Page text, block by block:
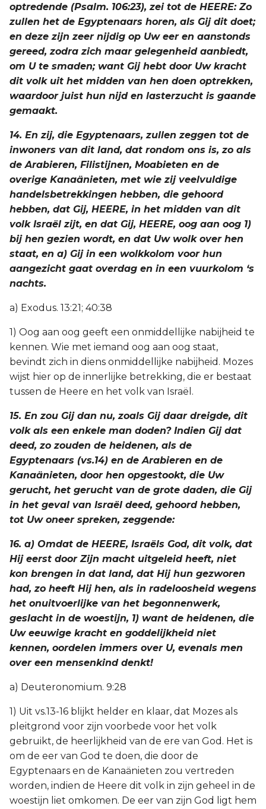
optredende (Psalm. 106:23), zei tot de HEERE: Zo
zullen het de Egyptenaars horen, als Gij dit doet;
en deze zijn zeer nijdig op Uw eer en aanstonds
gereed, zodra zich maar gelegenheid aanbiedt,
om U te smaden; want Gij hebt door Uw kracht
dit volk uit het midden van hen doen optrekken,
waardoor juist hun nijd en lasterzucht is gaande
gemaakt.
14. En zij, die Egyptenaars, zullen zeggen tot de
inwoners van dit land, dat rondom ons is, zo als
de Arabieren, Filistijnen, Moabieten en de
overige Kanaänieten, met wie zij veelvuldige
handelsbetrekkingen hebben, die gehoord
hebben, dat Gij, HEERE, in het midden van dit
volk Israël zijt, en dat Gij, HEERE, oog aan oog 1)
bij hen gezien wordt, en dat Uw wolk over hen
staat, en a) Gij in een wolkkolom voor hun
aangezicht gaat overdag en in een vuurkolom ‘s
nachts.
a) Exodus. 13:21; 40:38
1) Oog aan oog geeft een onmiddellijke nabijheid te
kennen. Wie met iemand oog aan oog staat,
bevindt zich in diens onmiddellijke nabijheid. Mozes
wijst hier op de innerlijke betrekking, die er bestaat
tussen de Heere en het volk van Israël.
15. En zou Gij dan nu, zoals Gij daar dreigde, dit
volk als een enkele man doden? Indien Gij dat
deed, zo zouden de heidenen, als de
Egyptenaars (vs.14) en de Arabieren en de
Kanaänieten, door hen opgestookt, die Uw
gerucht, het gerucht van de grote daden, die Gij
in het geval van Israël deed, gehoord hebben,
tot Uw oneer spreken, zeggende:
16. a) Omdat de HEERE, Israëls God, dit volk, dat
Hij eerst door Zijn macht uitgeleid heeft, niet
kon brengen in dat land, dat Hij hun gezworen
had, zo heeft Hij hen, als in radeloosheid wegens
het onuitvoerlijke van het begonnenwerk,
geslacht in de woestijn, 1) want de heidenen, die
Uw eeuwige kracht en goddelijkheid niet
kennen, oordelen immers over U, evenals men
over een mensenkind denkt!
a) Deuteronomium. 9:28
1) Uit vs.13-16 blijkt helder en klaar, dat Mozes als
pleitgrond voor zijn voorbede voor het volk
gebruikt, de heerlijkheid van de ere van God. Het is
om de eer van God te doen, die door de
Egyptenaars en de Kanaänieten zou vertreden
worden, indien de Heere dit volk in zijn geheel in de
woestijn liet omkomen. De eer van zijn God ligt hem